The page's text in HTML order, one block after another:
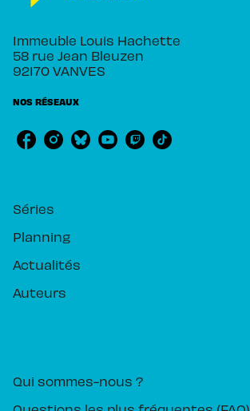
Immeuble Louis Hachette
58 rue Jean Bleuzen
92170 VANVES
NOS RÉSEAUX
Séries
Planning
Actualités
Auteurs
Qui sommes-nous ?